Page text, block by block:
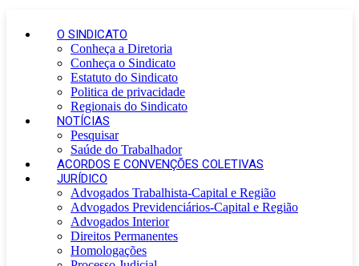
O SINDICATO
Conheça a Diretoria
Conheça o Sindicato
Estatuto do Sindicato
Politica de privacidade
Regionais do Sindicato
NOTÍCIAS
Pesquisar
Saúde do Trabalhador
ACORDOS E CONVENÇÕES COLETIVAS
JURÍDICO
Advogados Trabalhista-Capital e Região
Advogados Previdenciários-Capital e Região
Advogados Interior
Direitos Permanentes
Homologações